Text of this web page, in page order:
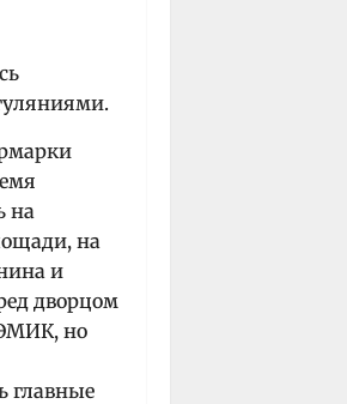
на
на
и
дворцом
но
главные